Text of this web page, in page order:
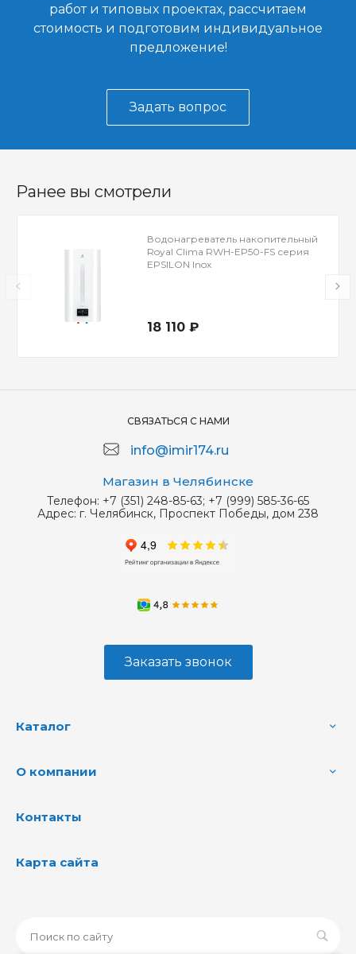
работ и типовых проектах, рассчитаем
стоимость и подготовим индивидуальное
предложение!
Задать вопрос
Ранее вы смотрели
Водонагреватель накопительный
Royal Clima RWH-EP50-FS серия
EPSILON Inox
18 110 ₽
СВЯЗАТЬСЯ С НАМИ
info@imir174.ru
Магазин в Челябинске
Телефон: +7 (351) 248-85-63; +7 (999) 585-36-65
Адрес: г. Челябинск, Проспект Победы, дом 238
Заказать звонок
Каталог
О компании
Контакты
Карта сайта